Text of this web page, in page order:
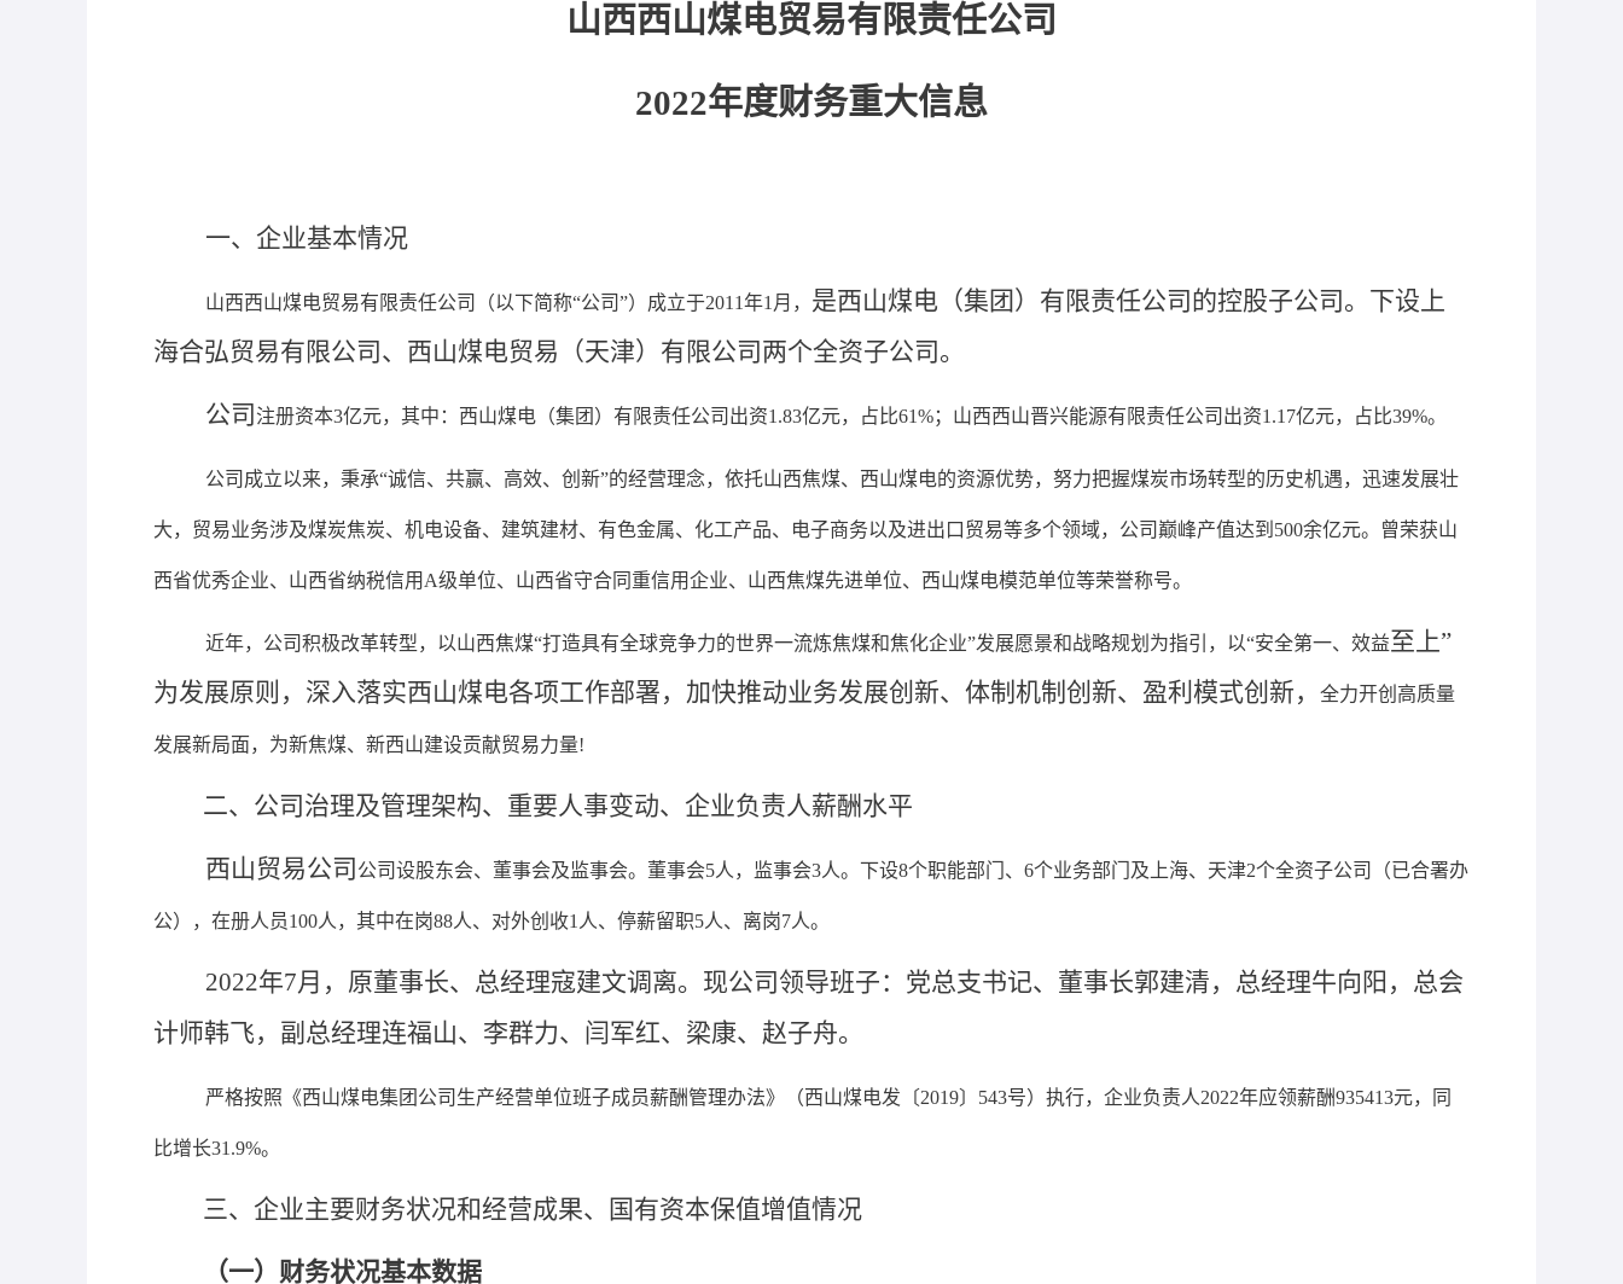
山西西山煤电贸易有限责任公司
2022年度财务重大信息
一、 企业基本情况
山西西山煤电贸易有限责任公司（以下简称“公司”）成立于2011年1月， 是西山煤电（集团）有限责任公司 的控股子公司。下设上
海合弘贸易有限公司、西山煤电贸易（天津）有限公司两个全资子公司。
公司 注册资本3亿元，其中：西山煤电（集团）有限责任公司出资1.83亿元，占比61%；山西西山晋兴能源有限责任公司出资1.17亿元，占比39%。
公司成立以来，秉承“诚信、共赢、高效、创新”的经营理念，依托山西焦煤、西山煤电的资源优势，努力把握煤炭市场转型的历史机遇，迅速发展壮
大，贸易业务涉及煤炭焦炭、机电设备、建筑建材、有色金属、化工产品、电子商务以及进出口贸易等多个领域，公司巅峰产值达到500余亿元。曾荣获山
西省优秀企业、山西省纳税信用A级单位、山西省守合同重信用企业、山西焦煤先进单位、西山煤电模范单位等荣誉称号。
近年，公司积极改革转型，以山西焦煤“打造具有全球竞争力的世界一流炼焦煤和焦化企业”发展愿景和战略规划为指引， 以“安全第一、效益至上”
为发展原则， 深入落实西山煤电各项工作部署， 加快推动业务发展创新、体制机制创新、盈利模式创新， 全力开创高质量
发展新局面，为新焦煤、新西山建设贡献贸易力量!
二、公司治理及管理架构、重要人事变动、企业负责人薪酬水平
西山贸易公司 公司设股东会、董事会及监事会。董事会5人，监事会3人。 下设8个职能部门、6个业务部门及上海、天津2个全资子公司（已合署办
公） ，在册人员100人，其中在岗88人、对外创收1人、停薪留职5人、离岗7人。
2022年7月，原董事长、总经理寇建文调离。现公司领导班子：党总支书记、董事长郭建清，总经理牛向阳，总会
计师韩飞，副总经理连福山、李群力、闫军红、梁康、赵子舟。
严格按照《西山煤电集团公司生产经营单位班子成员薪酬管理办法》（西山煤电发〔2019〕543号）执行，企业负责人2022年应领薪酬935413元，同
比增长31.9%。
三、企业主要财务状况和经营成果、国有资本保值增值情况
（一）财务状况基本数据